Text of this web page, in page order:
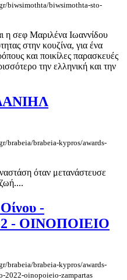
biwsimothta/biwsimothta-sto-
σεφ Μαριλένα Ιωαννίδου
στην κουζίνα, για ένα
και ποικίλες παρασκευές
την ελληνική και την
brabeia/brabeia-kypros/awards-
όταν μετανάστευσε
-
- ΟΙΝΟΠΟΙΕΙΟ
brabeia/brabeia-kypros/awards-
2022-oinopoieio-zampartas